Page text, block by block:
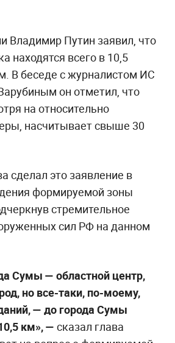
Владимир Путин заявил, что
находятся всего в 10,5
В беседе с журналистом ИС
он отметил, что
на относительно
насчитывает свыше 30
сделал это заявление в
формируемой зоны
стремительное
сил РФ на данном
Сумы — областной центр,
но все-таки, по-моему,
— до города Сумы
км», — сказал глава